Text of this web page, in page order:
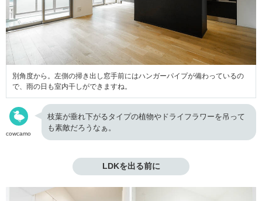
別角度から。左側の掃き出し窓手前にはハンガーパイプが備わっているの
で、雨の日も室内干しができますね。
cowcamo
枝葉が垂れ下がるタイプの植物やドライフラワーを吊って
も素敵だろうなぁ。
LDKを出る前に